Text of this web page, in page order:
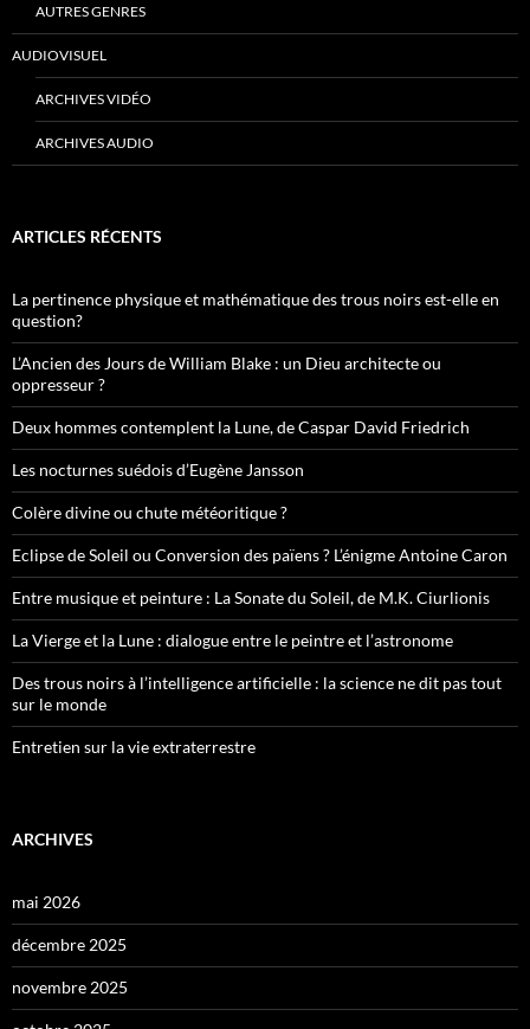
AUTRES GENRES
AUDIOVISUEL
ARCHIVES VIDÉO
ARCHIVES AUDIO
ARTICLES RÉCENTS
La pertinence physique et mathématique des trous noirs est-elle en
question?
L’Ancien des Jours de William Blake : un Dieu architecte ou
oppresseur ?
Deux hommes contemplent la Lune, de Caspar David Friedrich
Les nocturnes suédois d’Eugène Jansson
Colère divine ou chute météoritique ?
Eclipse de Soleil ou Conversion des païens ? L’énigme Antoine Caron
Entre musique et peinture : La Sonate du Soleil, de M.K. Ciurlionis
La Vierge et la Lune : dialogue entre le peintre et l’astronome
Des trous noirs à l’intelligence artificielle : la science ne dit pas tout
sur le monde
Entretien sur la vie extraterrestre
ARCHIVES
mai 2026
décembre 2025
novembre 2025